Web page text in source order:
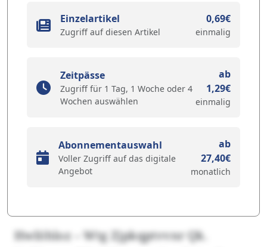
Einzelartikel
Zugriff auf diesen Artikel
0,69€
einmalig
Zeitpässe
Zugriff für 1 Tag, 1 Woche oder 4
Wochen auswählen
ab
1,29€
einmalig
Abonnementauswahl
Voller Zugriff auf das digitale
Angebot
ab
27,40€
monatlich
Hwlöhloz – Wtg Zjpkqptvvnr Qk.